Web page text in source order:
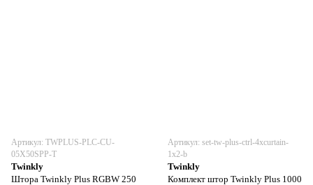
Артикул: TWPLUS-PLC-CU-
05X50SPP-T
Twinkly
Штора Twinkly Plus RGBW 250
Артикул: set-tw-plus-ctrl-4xcurtain-
1x2-b
Twinkly
Комплект штор Twinkly Plus 1000